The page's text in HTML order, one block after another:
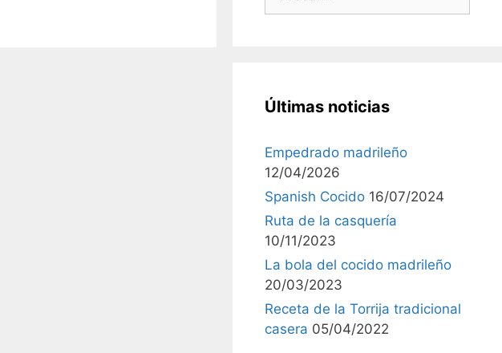
Últimas noticias
Empedrado madrileño
12/04/2026
Spanish Cocido 16/07/2024
Ruta de la casquería
10/11/2023
La bola del cocido madrileño
20/03/2023
Receta de la Torrija tradicional
casera 05/04/2022